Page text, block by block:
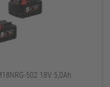
502 18V 5,0Ah